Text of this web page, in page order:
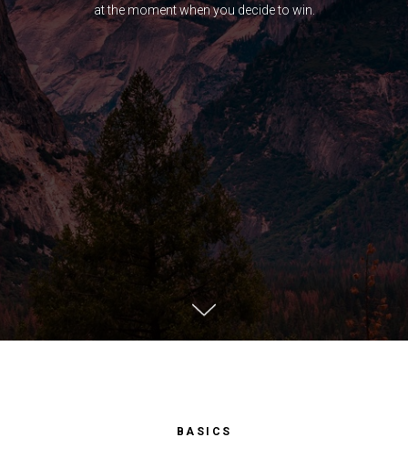
at the moment when you decide to win.
BASICS